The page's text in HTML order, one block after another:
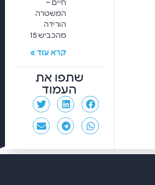
חיים –
המשטרה
הורידה
מהכביש 15
קרא עוד »
שתפו את
העמוד